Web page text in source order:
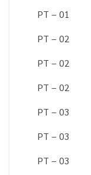
PT – 01
PT – 02
PT – 02
PT – 02
PT – 03
PT – 03
PT – 03